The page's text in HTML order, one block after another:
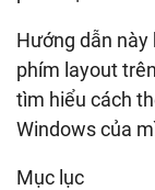
Hướng dẫn
phím layout
tìm hiểu cách
Windows của
Mục lục